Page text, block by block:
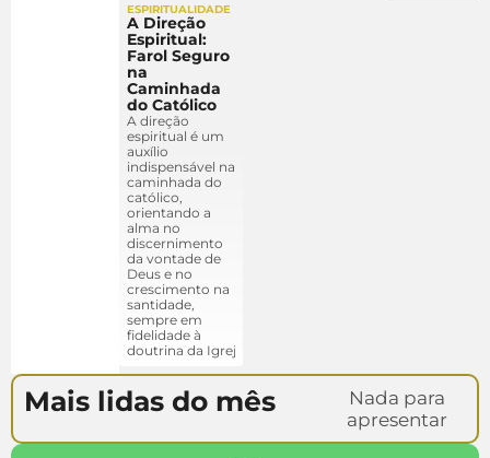
ESPIRITUALIDADE
A Direção
Espiritual:
Farol Seguro
na
Caminhada
do Católico
A direção
espiritual é um
auxílio
indispensável na
caminhada do
católico,
orientando a
alma no
discernimento
da vontade de
Deus e no
crescimento na
santidade,
sempre em
fidelidade à
doutrina da Igreja.
Mais lidas do mês
Nada para
apresentar